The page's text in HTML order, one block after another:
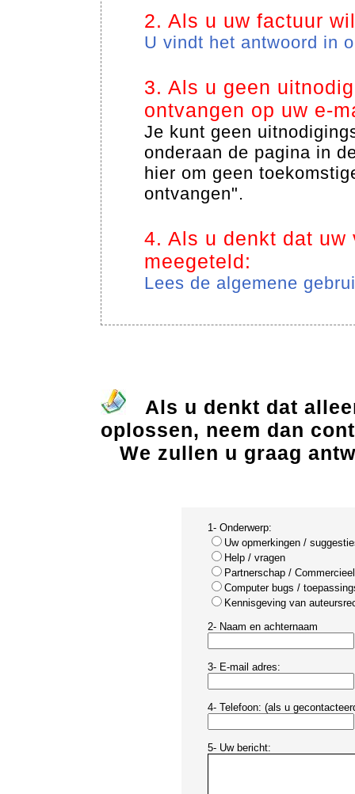
2. Als u uw factuur
U vindt het antwoord in
3. Als u geen
ontvangen op uw e-
Je kunt geen
onderaan de pagina in
hier om geen
ontvangen".
4. Als u denkt dat uw
meegeteld:
Lees de algemene
Als u denkt dat
oplossen, neem dan
We zullen u graag
1- Onderwerp:
Uw opmerkingen /
Help / vragen
Partnerschap / Commercieel
Computer bugs /
Kennisgeving van
2- Naam en achternaam
3- E-mail adres:
4- Telefoon: (als u
5- Uw bericht: